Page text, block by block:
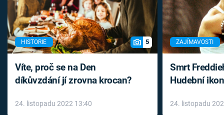
HISTORIE 5
Víte, proč se na Den
díkůvzdání jí zrovna krocan?
24. listopadu 2022 13:40
ZAJÍMAVOSTI
Smrt
Hudební
léky
24. listopadu